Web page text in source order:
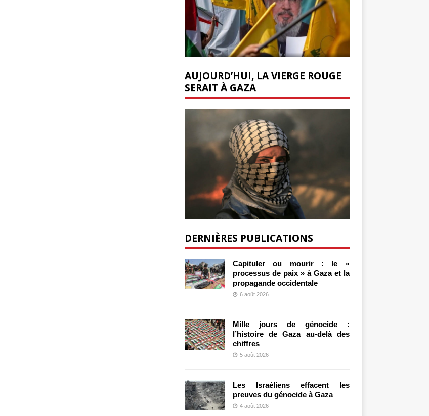
AUJOURD’HUI, LA VIERGE ROUGE
SERAIT À GAZA
DERNIÈRES PUBLICATIONS
Capituler ou mourir : le «
processus de paix » à Gaza et la
propagande occidentale
6 août 2026
Mille jours de génocide :
l’histoire de Gaza au-delà des
chiffres
5 août 2026
Les Israéliens effacent les
preuves du génocide à Gaza
4 août 2026